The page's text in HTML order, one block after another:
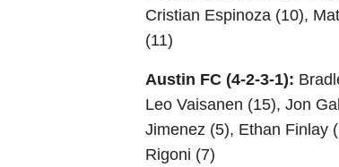
Cristian Espinoza (10),
(11)
Austin FC (4-2-3-1):
Leo Vaisanen (15), Jon
Jimenez (5), Ethan Finlay
Rigoni (7)